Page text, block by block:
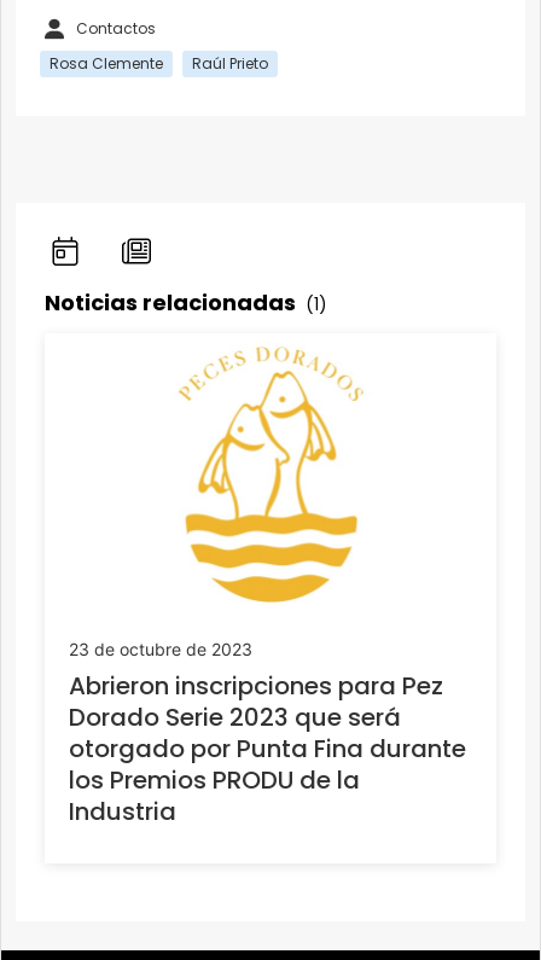
Contactos
Rosa Clemente
Raúl Prieto
Noticias relacionadas (1)
23 de octubre de 2023
Abrieron inscripciones para Pez
Dorado Serie 2023 que será
otorgado por Punta Fina durante
los Premios PRODU de la
Industria